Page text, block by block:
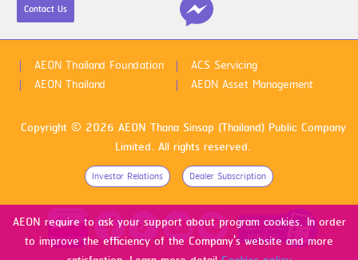
ไข้หวัดใหญ่สายพันธุ์ A VS B ต่างกันยัง
ไง พร้อมวิธีป้องกันก่อนป่วย
ดูหนังฟรีทุกเดือน 1 สิทธิ์ วันเกิดเพิ่มอีก 1
สิทธิ์ ด้วยบัตรเครดิต AEON M GEN
VISA
AEON require to ask your support about program cookies. In order
to improve the efficiency of the Company's website and more
Contact Us
AEON Thailand Foundation
ACS Servicing
AEON Thailand
AEON Asset Management
Copyright © 2026 AEON Thana Sinsap (Thailand) Public Company
Limited. All rights reserved.
Investor Relations Dealer Subscription